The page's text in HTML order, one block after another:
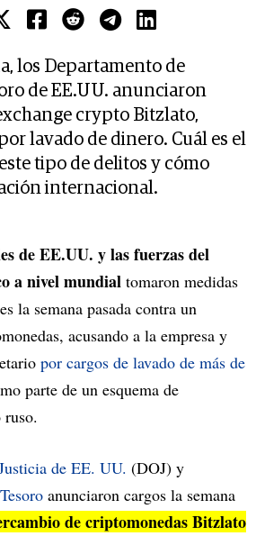
los Departamento de
de EE.UU. anunciaron
crypto Bitzlato,
lavado de dinero. Cuál es el
tipo de delitos y cómo
internacional.
de EE.UU. y las fuerzas del
a nivel mundial tomaron medidas
la semana pasada contra un
acusando a la empresa y
por cargos de lavado de más de
parte de un esquema de
de EE. UU. (DOJ) y
anunciaron cargos la semana
de criptomonedas Bitzlato